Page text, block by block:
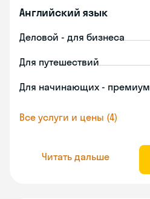
Английский язык
Деловой - для бизнеса
Для путешествий
Для начинающих - премиум
Все услуги и цены (4)
Читать дальше